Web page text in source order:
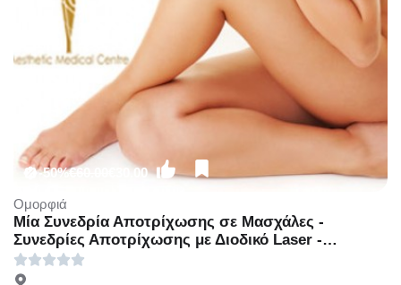
-50%€60.00 €30.00
Ομορφιά
Μία Συνεδρία Αποτρίχωσης σε Μασχάλες -
Συνεδρίες Αποτρίχωσης με Διοδικό Laser -
Γλυφάδα - Μία Συνεδρία Αποτρίχωσης με Διοδικο
laser τέταρτης γενιάς σε Μασχάλες με 30€ ή 4